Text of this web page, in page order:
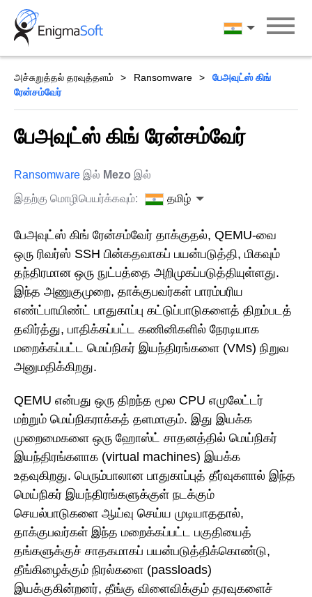
Skip
content
தமிழ்
அச்சுறுத்தல் தரவுத்தளம் Ransomware
பேஅவுட்ஸ் கிங்
ரேன்சம்வேர்
பேஅவுட்ஸ் கிங் ரேன்சம்வேர்
Ransomware இல் Mezo இல்
இதற்கு மொழிபெயர்க்கவும்:
தமிழ்
பேஅவுட்ஸ் கிங் ரேன்சம்வேர் தாக்குதல், QEMU-வை
ஒரு ரிவர்ஸ் SSH பின்கதவாகப் பயன்படுத்தி, மிகவும்
தந்திரமான ஒரு நுட்பத்தை அறிமுகப்படுத்தியுள்ளது.
இந்த அணுகுமுறை, தாக்குபவர்கள் பாரம்பரிய
எண்ட்பாயிண்ட் பாதுகாப்பு கட்டுப்பாடுகளைத் திறம்படத்
தவிர்த்து, பாதிக்கப்பட்ட கணினிகளில் நேரடியாக
மறைக்கப்பட்ட மெய்நிகர் இயந்திரங்களை (VMs) நிறுவ
அனுமதிக்கிறது.
QEMU என்பது ஒரு திறந்த மூல CPU எமுலேட்டர்
மற்றும் மெய்நிகராக்கத் தளமாகும். இது இயக்க
முறைமைகளை ஒரு ஹோஸ்ட் சாதனத்தில் மெய்நிகர்
இயந்திரங்களாக (virtual machines) இயக்க
உதவுகிறது. பெரும்பாலான பாதுகாப்புத் தீர்வுகளால் இந்த
மெய்நிகர் இயந்திரங்களுக்குள் நடக்கும்
செயல்பாடுகளை ஆய்வு செய்ய முடியாததால்,
தாக்குபவர்கள் இந்த மறைக்கப்பட்ட பகுதியைத்
தங்களுக்குச் சாதகமாகப் பயன்படுத்திக்கொண்டு,
தீங்கிழைக்கும் நிரல்களை (passloads)
இயக்குகின்றனர், தீங்கு விளைவிக்கும் தரவுகளைச்